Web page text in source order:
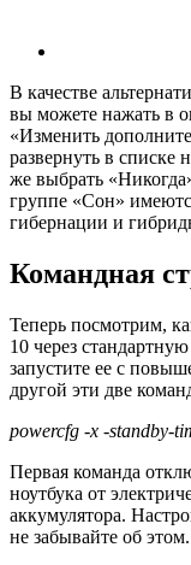
В качестве
вы можете нажать в
«Изменить
развернуть в списке
же выбрать
группе «Сон»
гибернации и
Командная
Теперь посмотрим,
10 через
запустите ее с
другой эти две
powercfg -x -standby-
Первая команда
ноутбука от
аккумулятора.
не забывайте об этом.